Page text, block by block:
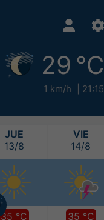
29 °C
1 km/h 21:15
JUE
13/8
35 °C
VIE
14/8
35 °C